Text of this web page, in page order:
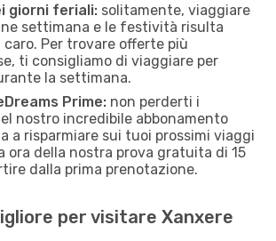
giorni feriali: solitamente, viaggiare
settimana e le festività risulta
caro. Per trovare offerte più
ti consigliamo di viaggiare per
la settimana.
Prime: non perderti i
nostro incredibile abbonamento
a risparmiare sui tuoi prossimi viaggi
ora della nostra prova gratuita di 15
dalla prima prenotazione.
per visitare Xanxere